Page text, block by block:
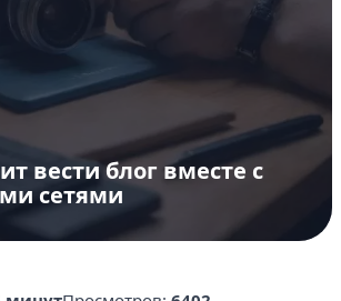
вести блог вместе с
сетями